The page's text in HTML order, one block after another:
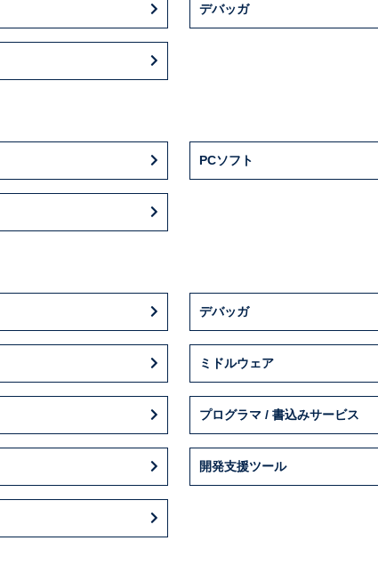
デバッガ
PCソフト
デバッガ
ミドルウェア
プログラマ / 書込みサービス
開発支援ツール